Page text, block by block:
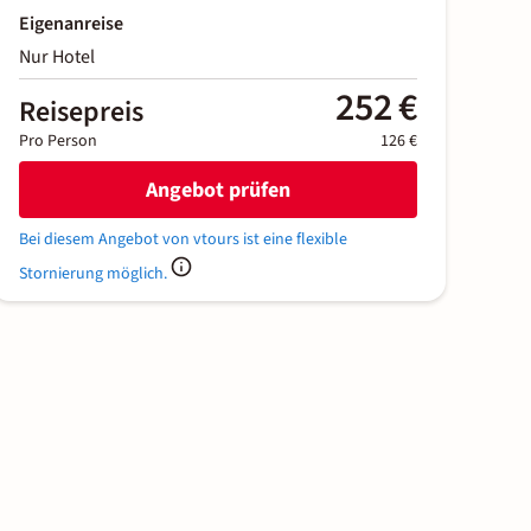
Eigenanreise
Nur Hotel
Reisepreis 252 €
Pro Person 126 €
Angebot prüfen
Bei diesem Angebot von vtours ist eine flexible
Stornierung möglich.